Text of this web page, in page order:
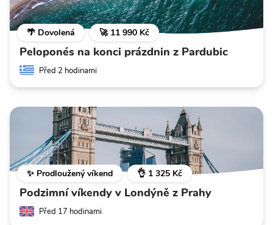
🌴 Dovolená 🚀 11 990 Kč
Peloponés na konci prázdnin z Pardubic
Před 2 hodinami
✨ Prodloužený víkend 👌 1 325 Kč
Podzimní víkendy v Londýně z Prahy
Před 17 hodinami